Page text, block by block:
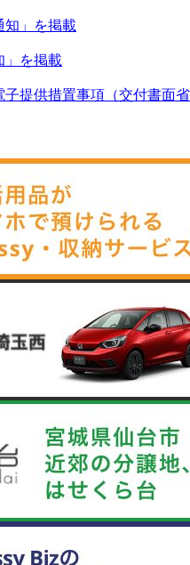
知」を掲載
」を掲載
子提供措置事項（交付書面省